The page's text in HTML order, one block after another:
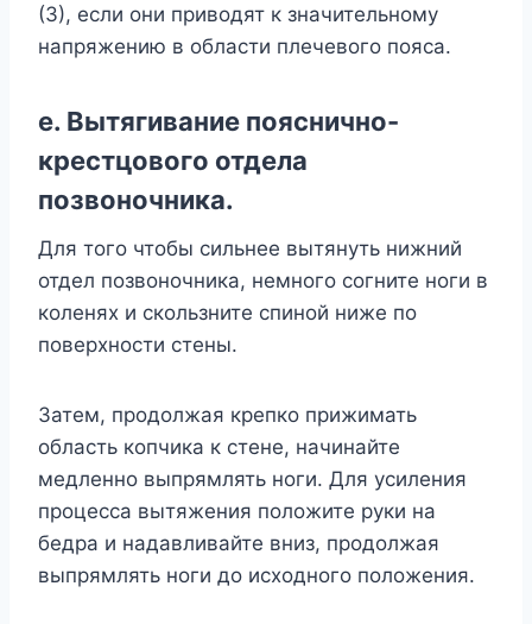
(3), если они приводят к значительному
напряжению в области плечевого пояса.
е. Вытягивание пояснично-
крестцового отдела
позвоночника.
Для того чтобы сильнее вытянуть нижний
отдел позвоночника, немного согните ноги в
коленях и скользните спиной ниже по
поверхности стены.
Затем, продолжая крепко прижимать
область копчика к стене, начинайте
медленно выпрямлять ноги. Для усиления
процесса вытяжения положите руки на
бедра и надавливайте вниз, продолжая
выпрямлять ноги до исходного положения.